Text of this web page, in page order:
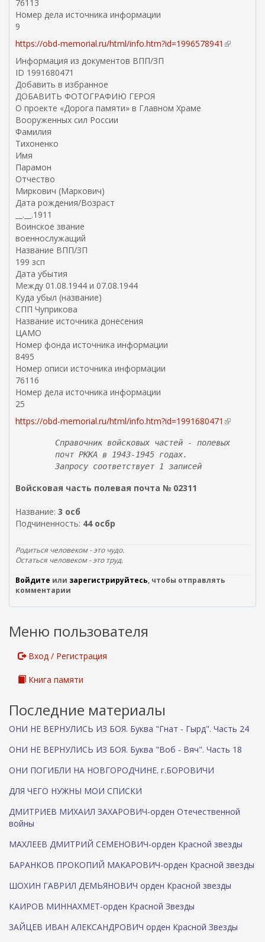
76113
Номер дела источника информации
9
https://obd-memorial.ru/html/info.htm?id=1996578941 (
Информация из документов ВПП/ЗП
ID 1991680471
Добавить в избранное
ДОБАВИТЬ ФОТОГРАФИЮ ГЕРОЯ
О проекте «Дорога памяти» в Главном Храме
Вооруженных сил России
Фамилия
Тихоненко
Имя
Парамон
Отчество
Миркович (Маркович)
Дата рождения/Возраст
__.__.1911
Воинское звание
военнослужащий
Название ВПП/ЗП
199 зсп
Дата убытия
Между 01.08.1944 и 07.08.1944
Куда убыл (название)
СПП Чуприкова
Название источника донесения
ЦАМО
Номер фонда источника информации
8495
Номер описи источника информации
76116
Номер дела источника информации
25
https://obd-memorial.ru/html/info.htm?id=1991680471 (
н
)
Справочник войсковых частей - полевых
почт РККА в 1943-1945 годах.
Запросу соответствует 1 записей
Войсковая часть полевая почта № 02311
Название: 3 осб
Подчиненность: 44 осбр
Родиться человеком - это чудо.
Остаться человеком - это труд.
Войдите или зарегистрируйтесь, чтобы отправлять
комментарии
Меню пользователя
Вход / Регистрация
Книга памяти
Последние материалы
ОНИ НЕ ВЕРНУЛИСЬ ИЗ БОЯ. Буква "Гнат - Гырд". Часть 24
ОНИ НЕ ВЕРНУЛИСЬ ИЗ БОЯ. Буква "Воб - Вяч". Часть 18
ОНИ ПОГИБЛИ НА НОВГОРОДЧИНЕ. г.БОРОВИЧИ
ДЛЯ ЧЕГО НУЖНЫ МОИ СПИСКИ
ДМИТРИЕВ МИХАИЛ ЗАХАРОВИЧ-орден Отечественной
войны
МАХЛЕЕВ ДМИТРИЙ СЕМЕНОВИЧ-орден Красной звезды
БАРАНКОВ ПРОКОПИЙ МАКАРОВИЧ-орден Красной звезды
ШОХИН ГАВРИЛ ДЕМЬЯНОВИЧ орден Красной звезды
КАИРОВ МИННАХМЕТ-орден Красной Звезды
ЗАЙЦЕВ ИВАН АЛЕКСАНДРОВИЧ орден Красной Звезды